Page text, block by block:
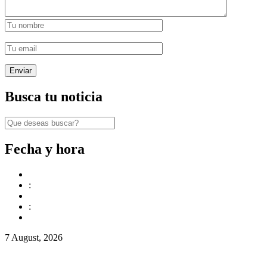
Busca tu noticia
Fecha y hora
:
:
7 August, 2026